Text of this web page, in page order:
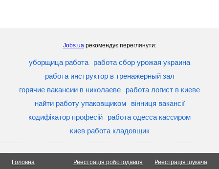
Jobs.uaрекомендує переглянути:
уборщица работа
работа сбор урожая украина
работа инструктор в тренажерный зал
горячие вакансии в николаеве
работа логист в киеве
найти работу упаковщиком
вінниця вакансії
кодифікатор професій
работа одесса кассиром
киев работа кладовщик
Головна
Реестрація роботодавця
Реестрація шукача